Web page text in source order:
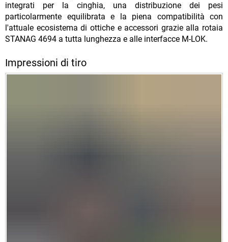
integrati per la cinghia, una distribuzione dei pesi
particolarmente equilibrata e la piena compatibilità con
l'attuale ecosistema di ottiche e accessori grazie alla rotaia
STANAG 4694 a tutta lunghezza e alle interfacce M-LOK.
Impressioni di tiro